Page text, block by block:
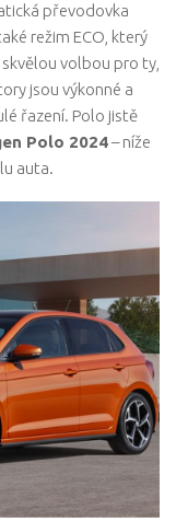
převodovka
režim ECO, který
volbou pro ty,
jsou výkonné a
řazení. Polo jistě
Polo 2024– níže
auta.